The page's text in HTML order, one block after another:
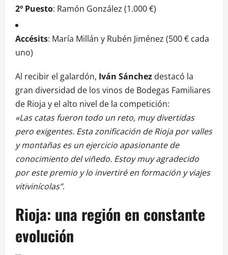
2º Puesto: Ramón González (1.000 €)
Accésits: María Millán y Rubén Jiménez (500 € cada
uno)
Al recibir el galardón, Iván Sánchez destacó la
gran diversidad de los vinos de Bodegas Familiares
de Rioja y el alto nivel de la competición:
«Las catas fueron todo un reto, muy divertidas
pero exigentes. Esta zonificación de Rioja por valles
y montañas es un ejercicio apasionante de
conocimiento del viñedo. Estoy muy agradecido
por este premio y lo invertiré en formación y viajes
vitivinícolas”.
Rioja: una región en constante
evolución